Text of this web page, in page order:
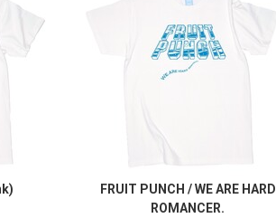
FRUIT PUNCH / WE ARE HARD
ROMANCER.